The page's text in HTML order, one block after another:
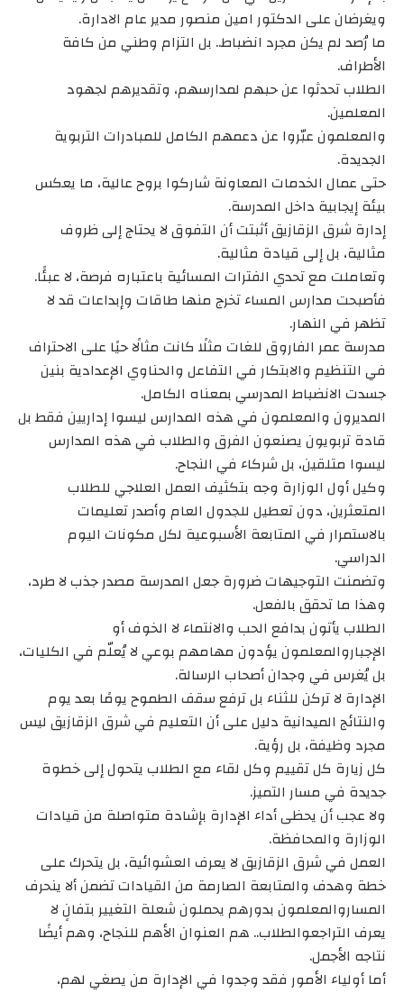
ويغرضان على الدكتور امين منصور مدير عام الادارة.
ما رُصد لم يكن مجرد انضباط.. بل التزام وطني من كافة
الأطراف.
الطلاب تحدثوا عن حبهم لمدارسهم، وتقديرهم لجهود
المعلمين.
والمعلمون عبّروا عن دعمهم الكامل للمبادرات التربوية
الجديدة.
حتى عمال الخدمات المعاونة شاركوا بروح عالية، ما يعكس
بيئة إيجابية داخل المدرسة.
إدارة شرق الزقازيق أثبتت أن التفوق لا يحتاج إلى ظروف
مثالية، بل إلى قيادة مثالية.
وتعاملت مع تحدي الفترات المسائية باعتباره فرصة، لا عبئًا.
فأصبحت مدارس المساء تخرج منها طاقات وإبداعات قد لا
تظهر في النهار.
مدرسة عمر الفاروق للغات مثلًا كانت مثالًا حيًا على الاحتراف
في التنظيم والابتكار في التفاعل والحناوي الإعدادية بنين
جسدت الانضباط المدرسي بمعناه الكامل.
المديرون والمعلمون في هذه المدارس ليسوا إداريين فقط بل
قادة تربويون يصنعون الفرق والطلاب في هذه المدارس
ليسوا متلقين، بل شركاء في النجاح.
وكيل أول الوزارة وجه بتكثيف العمل العلاجي للطلاب
المتعثرين، دون تعطيل للجدول العام وأصدر تعليمات
بالاستمرار في المتابعة الأسبوعية لكل مكونات اليوم
الدراسي.
وتضمنت التوجيهات ضرورة جعل المدرسة مصدر جذب لا طرد،
وهذا ما تحقق بالفعل.
الطلاب يأتون بدافع الحب والانتماء لا الخوف أو
الإجباروالمعلمون يؤدون مهامهم بوعي لا يُعلّم في الكليات،
بل يُغرس في وجدان أصحاب الرسالة.
الإدارة لا تركن للثناء بل ترفع سقف الطموح يومًا بعد يوم
والنتائج الميدانية دليل على أن التعليم في شرق الزقازيق ليس
مجرد وظيفة، بل رؤية.
كل زيارة كل تقييم وكل لقاء مع الطلاب يتحول إلى خطوة
جديدة في مسار التميز.
ولا عجب أن يحظى أداء الإدارة بإشادة متواصلة من قيادات
الوزارة والمحافظة.
العمل في شرق الزقازيق لا يعرف العشوائية، بل يتحرك على
خطة وهدف والمتابعة الصارمة من القيادات تضمن ألا ينحرف
المساروالمعلمون بدورهم يحملون شعلة التغيير بتفانٍ لا
يعرف التراجعوالطلاب.. هم العنوان الأهم للنجاح، وهم أيضًا
نتاجه الأجمل.
أما أولياء الأمور فقد وجدوا في الإدارة من يصغي لهم،